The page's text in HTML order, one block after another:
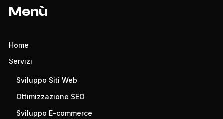
Menù
Home
Servizi
Sviluppo Siti Web
Ottimizzazione SEO
Sviluppo E-commerce